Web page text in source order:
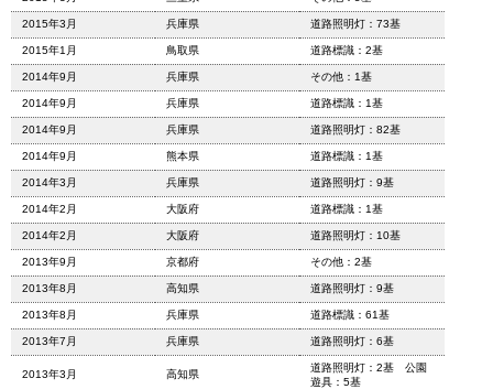
2015年3月 兵庫県 道路照明灯：73基
2015年1月 鳥取県 道路標識：2基
2014年9月 兵庫県 その他：1基
2014年9月 兵庫県 道路標識：1基
2014年9月 兵庫県 道路照明灯：82基
2014年9月 熊本県 道路標識：1基
2014年3月 兵庫県 道路照明灯：9基
2014年2月 大阪府 道路標識：1基
2014年2月 大阪府 道路照明灯：10基
2013年9月 京都府 その他：2基
2013年8月 高知県 道路照明灯：9基
2013年8月 兵庫県 道路標識：61基
2013年7月 兵庫県 道路照明灯：6基
2013年3月 高知県
道路照明灯：2基 公園
遊具：5基